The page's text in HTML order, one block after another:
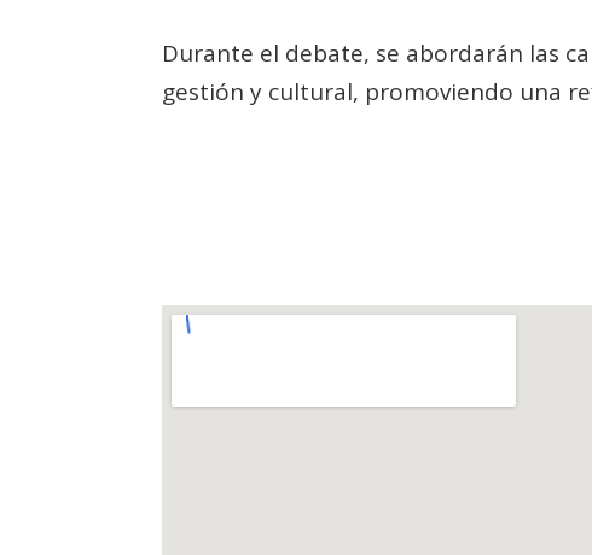
Durante el debate, se abordarán las
gestión y cultural, promoviendo una